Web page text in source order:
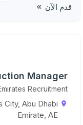
قدم الآن
Manager
Recruitment
City, Abu Dhabi
Emirate, AE